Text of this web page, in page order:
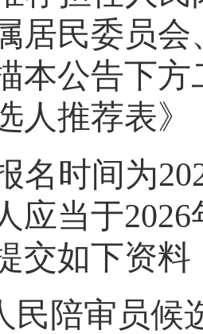
居民委员
本公告下
人推荐表
名时间为
应当于
交如下资料
民陪审员